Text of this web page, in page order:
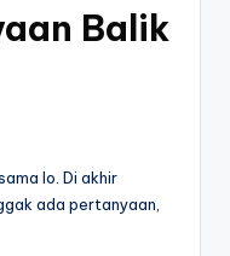
Balik
lo. Di akhir
ada pertanyaan,